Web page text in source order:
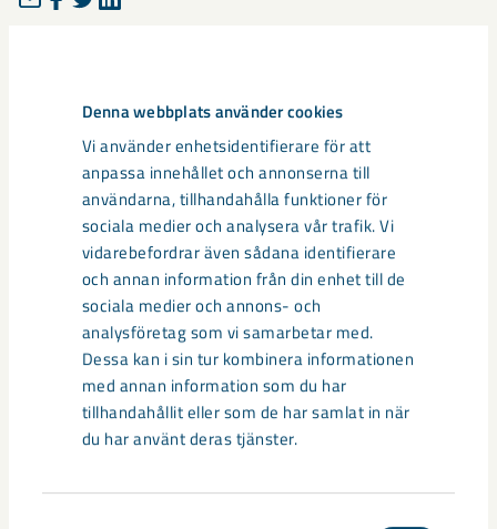
Denna webbplats använder cookies
Vi använder enhetsidentifierare för att
anpassa innehållet och annonserna till
användarna, tillhandahålla funktioner för
sociala medier och analysera vår trafik. Vi
vidarebefordrar även sådana identifierare
och annan information från din enhet till de
sociala medier och annons- och
analysföretag som vi samarbetar med.
Dessa kan i sin tur kombinera informationen
med annan information som du har
tillhandahållit eller som de har samlat in när
du har använt deras tjänster.
logistik Malmbanan Narvik
Relaterat innehåll